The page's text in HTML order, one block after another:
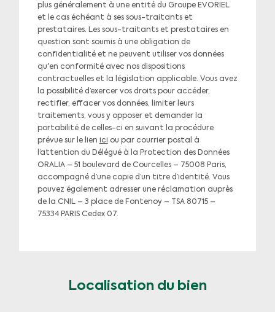
plus généralement à une entité du Groupe EVORIEL
et le cas échéant à ses sous-traitants et
prestataires. Les sous-traitants et prestataires en
question sont soumis à une obligation de
confidentialité et ne peuvent utiliser vos données
qu'en conformité avec nos dispositions
contractuelles et la législation applicable. Vous avez
la possibilité d’exercer vos droits pour accéder,
rectifier, effacer vos données, limiter leurs
traitements, vous y opposer et demander la
portabilité de celles-ci en suivant la procédure
prévue sur le lien ici ou par courrier postal à
l’attention du Délégué à la Protection des Données
ORALIA – 51 boulevard de Courcelles – 75008 Paris,
accompagné d’une copie d’un titre d’identité. Vous
pouvez également adresser une réclamation auprès
de la CNIL – 3 place de Fontenoy – TSA 80715 –
75334 PARIS Cedex 07.
Localisation du bien